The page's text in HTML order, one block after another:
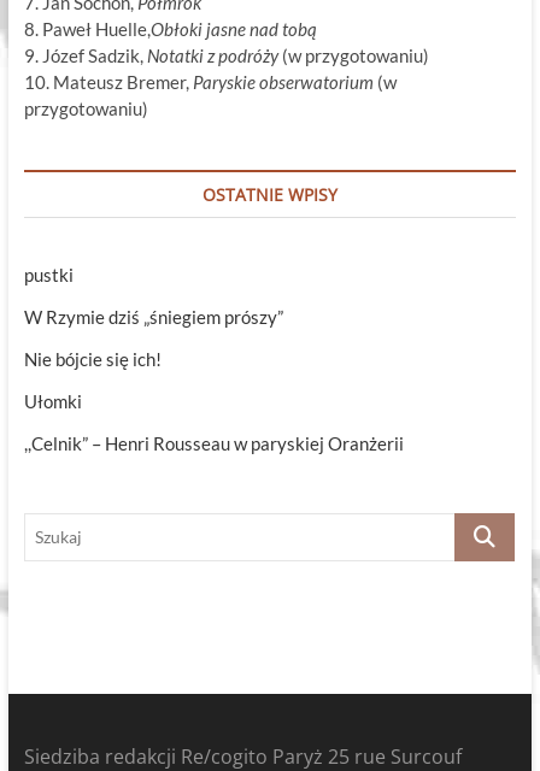
8. Paweł Huelle,Obłoki jasne nad tobą
9. Józef Sadzik, Notatki z podróży(w przygotowaniu)
10. Mateusz Bremer, Paryskie obserwatorium (w
przygotowaniu)
OSTATNIE WPISY
pustki
W Rzymie dziś „śniegiem prószy”
Nie bójcie się ich!
Ułomki
,,Celnik” – Henri Rousseau w paryskiej Oranżerii
Szukaj
Siedziba redakcji Re/cogito Paryż 25 rue Surcouf